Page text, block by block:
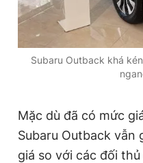
Hotline
Phó tổng biên tập thường
Phó tổng biên tập: Lâm Hiếu
Phó tổng biên tập: Trần Việt
Tổng thư ký tòa soạn: Đức
Subaru Outback khá
Mặc dù đã có mức
Subaru Outback vẫn
giá so với các đối